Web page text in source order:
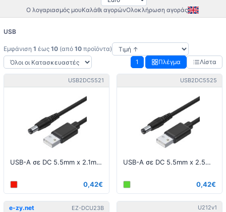
Ο λογαριασμός μουΚαλάθι αγορώνΟλοκλήρωση αγοράς
USB
Εμφάνιση 1 έως 10 (από 10 προϊόντα)
1
Πλέγμα Λίστα
USB2DC5521
USB-A σε DC 5.5mm x 2.1mm, 1 μέτρο καλώδιο
0,42€
USB2DC5525
USB-A σε DC 5.5mm x 2.5mm, 1 μέτρο καλώδιο
0,42€
e-zy.net EZ-DCU23B U212v1